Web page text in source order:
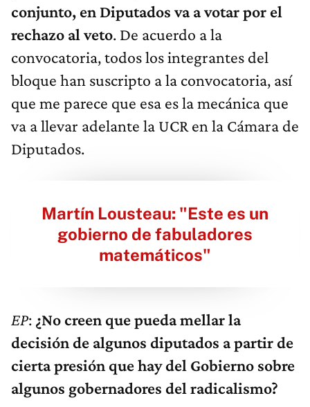
conjunto, en Diputados va a votar por el
rechazo al veto. De acuerdo a la
convocatoria, todos los integrantes del
bloque han suscripto a la convocatoria, así
que me parece que esa es la mecánica que
va a llevar adelante la UCR en la Cámara de
Diputados.
Martín Lousteau: "Este es un
gobierno de fabuladores
matemáticos"
EP: ¿No creen que pueda mellar la
decisión de algunos diputados a partir de
cierta presión que hay del Gobierno sobre
algunos gobernadores del radicalismo?